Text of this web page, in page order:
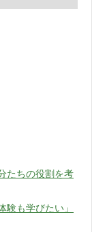
ちの役割を考
も学びたい」